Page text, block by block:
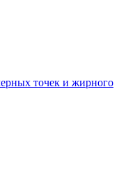
точек и жирного